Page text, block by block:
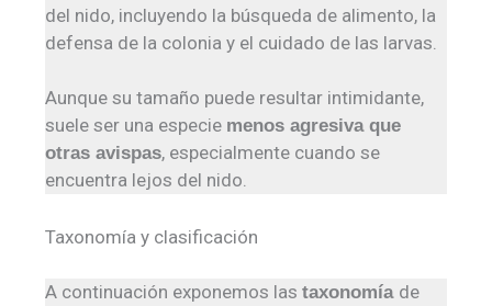
del nido, incluyendo la búsqueda de alimento, la
defensa de la colonia y el cuidado de las larvas.
Aunque su tamaño puede resultar intimidante,
suele ser una especie menos agresiva que
otras avispas, especialmente cuando se
encuentra lejos del nido.
Taxonomía y clasificación
A continuación exponemos lastaxonomía de